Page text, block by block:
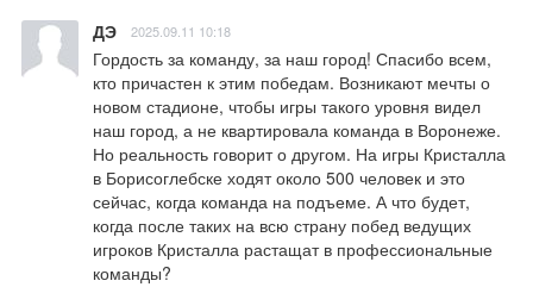
ДЭ 2025.09.11 10:18
Гордость за команду, за наш город! Спасибо всем,
кто причастен к этим победам. Возникают мечты о
новом стадионе, чтобы игры такого уровня видел
наш город, а не квартировала команда в Воронеже.
Но реальность говорит о другом. На игры Кристалла
в Борисоглебске ходят около 500 человек и это
сейчас, когда команда на подъеме. А что будет,
когда после таких на всю страну побед ведущих
игроков Кристалла растащат в профессиональные
команды?